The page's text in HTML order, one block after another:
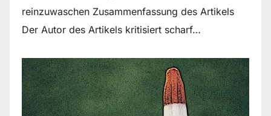
reinzuwaschen Zusammenfassung des Artikels
Der Autor des Artikels kritisiert scharf…